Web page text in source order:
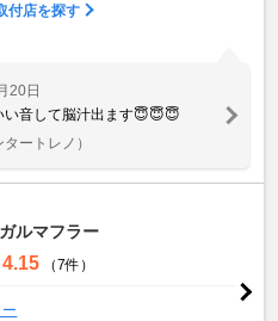
付店を探す
20日
い音して脳汁出ます😇😇😇
ートレノ）
ルマフラー
4.15 （7件）